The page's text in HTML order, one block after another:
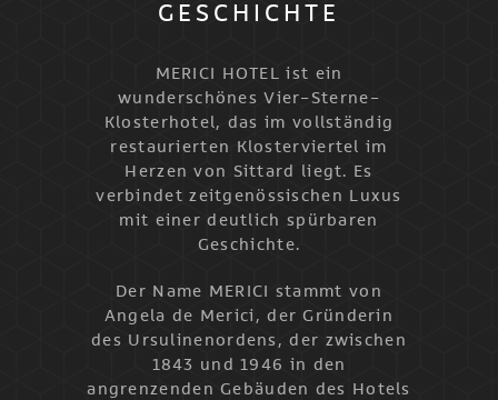
GESCHICHTE
MERICI HOTEL ist ein
wunderschönes Vier-Sterne-
Klosterhotel, das im vollständig
restaurierten Klosterviertel im
Herzen von Sittard liegt. Es
verbindet zeitgenössischen Luxus
mit einer deutlich spürbaren
Geschichte.
Der Name MERICI stammt von
Angela de Merici, der Gründerin
des Ursulinenordens, der zwischen
1843 und 1946 in den
angrenzenden Gebäuden des Hotels